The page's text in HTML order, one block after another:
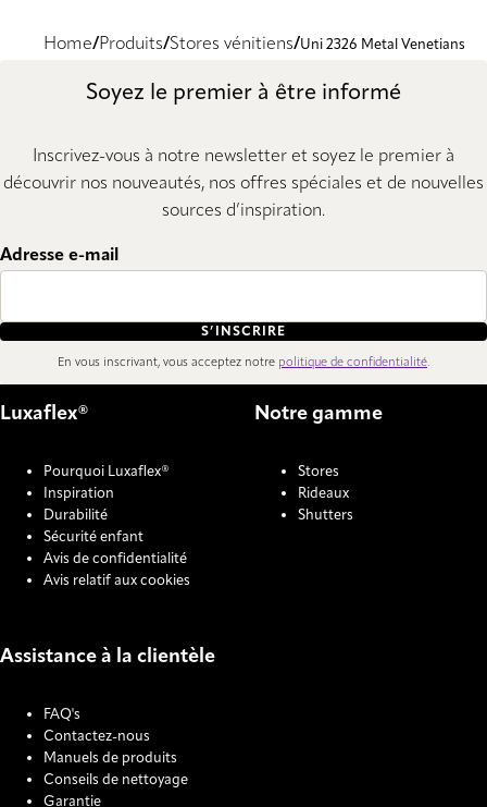
Home Produits Stores vénitiens Uni 2326 Metal Venetians
Soyez le premier à être informé
Inscrivez-vous à notre newsletter et soyez le premier à
découvrir nos nouveautés, nos offres spéciales et de nouvelles
sources d’inspiration.
Adresse e-mail
S’INSCRIRE
En vous inscrivant, vous acceptez notre politique de confidentialité.
Luxaflex®
Pourquoi Luxaflex®
Inspiration
Durabilité
Sécurité enfant
Avis de confidentialité
Avis relatif aux cookies
Notre gamme
Stores
Rideaux
Shutters
Assistance à la clientèle
FAQ's
Contactez-nous
Manuels de produits
Conseils de nettoyage
Garantie